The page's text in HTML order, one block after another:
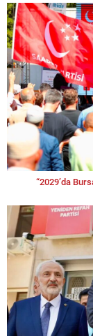
“2029’da